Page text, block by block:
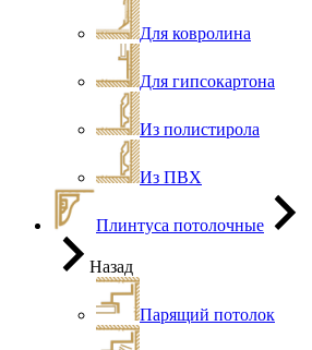
Для ковролина
Для гипсокартона
Из полистирола
Из ПВХ
Плинтуса потолочные
Назад
Парящий потолок